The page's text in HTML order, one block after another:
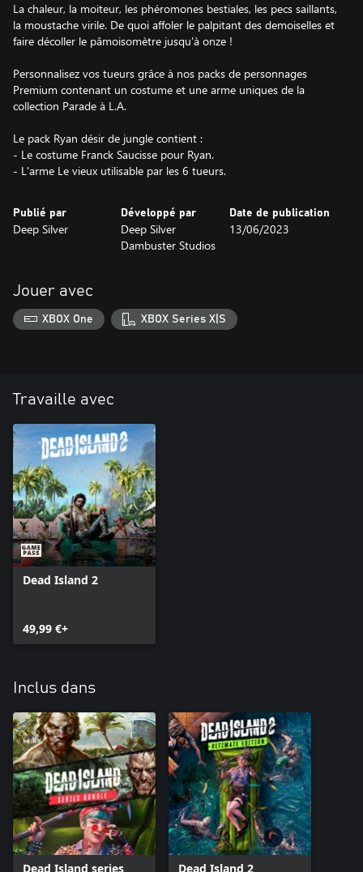
La chaleur, la moiteur, les phéromones bestiales, les pecs saillants,
la moustache virile. De quoi affoler le palpitant des demoiselles et
faire décoller le pâmoisomètre jusqu'à onze !
Personnalisez vos tueurs grâce à nos packs de personnages
Premium contenant un costume et une arme uniques de la
collection Parade à L.A.
Le pack Ryan désir de jungle contient :
- Le costume Franck Saucisse pour Ryan.
- L'arme Le vieux utilisable par les 6 tueurs.
Publié par
Deep Silver
Développé par
Deep Silver
Dambuster Studios
Date de publication
13/06/2023
Jouer avec
XBOX One XBOX Series X|S
Travaille avec
Dead Island 2
49,99 €+
Inclus dans
Dead Island series Dead Island 2